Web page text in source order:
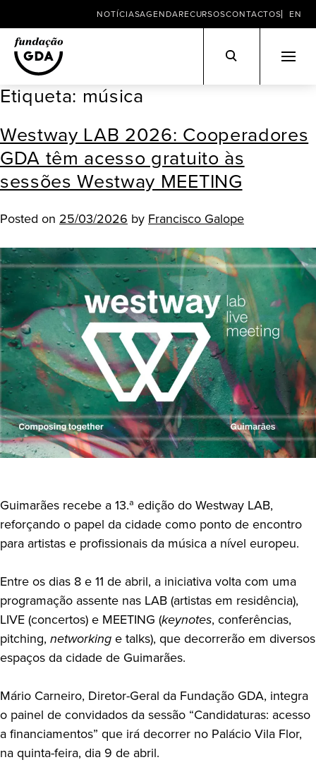
Skip
content
NOTÍCIASAGENDARECURSOSCONTACTOS EN
Etiqueta: música
Westway LAB 2026: Cooperadores
GDA têm acesso gratuito às
sessões Westway MEETING
Posted on 25/03/2026 by Francisco Galope
Guimarães recebe a 13.ª edição do Westway LAB,
reforçando o papel da cidade como ponto de encontro
para artistas e profissionais da música a nível europeu.
Entre os dias 8 e 11 de abril, a iniciativa volta com uma
programação assente nas LAB (artistas em residência),
LIVE (concertos) e MEETING (keynotes, conferências,
pitching, networkinge talks), que decorrerão em diversos
espaços da cidade de Guimarães.
Mário Carneiro, Diretor-Geral da Fundação GDA, integra
o painel de convidados da sessão “Candidaturas: acesso
a financiamentos” que irá decorrer no Palácio Vila Flor,
na quinta-feira, dia 9 de abril.